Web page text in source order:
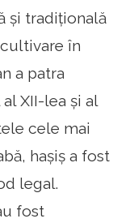
și tradițională
în
a patra
XII-lea și al
cele mai
hașiș a fost
legal.
fost